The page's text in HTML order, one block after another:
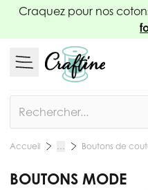
Allez au contenu
Craquez pour nos
Accueil … Boutons de
BOUTONS MODE